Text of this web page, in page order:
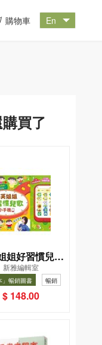
買了
姐好習慣兒歌
小手機
新雅編輯室
」暢銷圖書 暢銷
$ 148.00
購物車